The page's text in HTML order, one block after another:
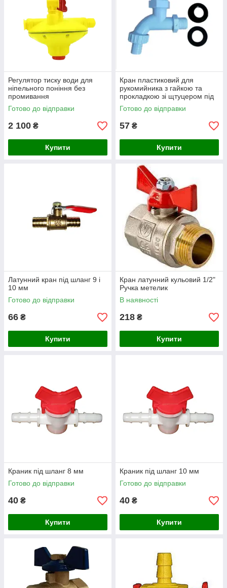
Регулятор тиску води для
ніпельного поніння без
промивання
Готово до відправки
2 100 ₴
Купити
Кран пластиковий для
рукомийника з гайкою та
прокладкою зі щтуцером під
щланг 14-16 мм
Готово до відправки
57 ₴
Купити
Латунний кран під шланг 9 і
10 мм
Готово до відправки
66 ₴
Купити
Кран латунний кульовий 1/2"
Ручка метелик
В наявності
218 ₴
Купити
Краник під шланг 8 мм
Готово до відправки
40 ₴
Купити
Краник під шланг 10 мм
Готово до відправки
40 ₴
Купити